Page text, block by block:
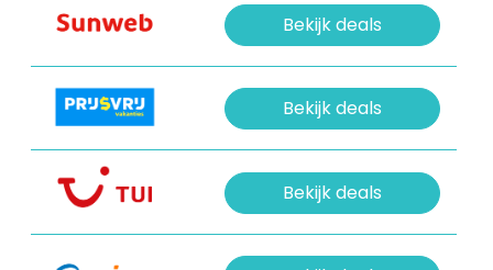
Bekijk deals
Bekijk deals
Bekijk deals